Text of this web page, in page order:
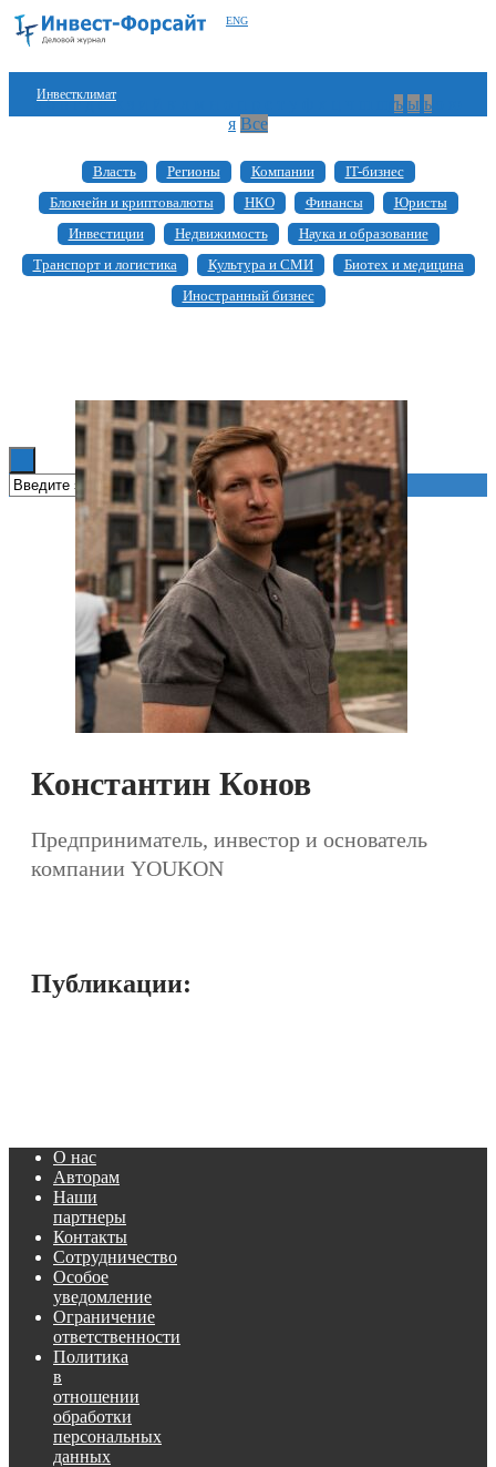
ENG
Инвестклимат
Инвестиции
Блокчейн
Стартапы
а б в г д е ж ъ ы ь
я Все
Власть Регионы Компании
IT-бизнес
Блокчейн и криптовалюты
НКО Финансы
Юристы
Инвестиции
Недвижимость
Наука и образование
Транспорт и логистика
Культура и СМИ
Биотех и медицина
Иностранный бизнес
Константин Конов
Предприниматель, инвестор и основатель
компании YOUKON
Публикации:
О нас
Авторам
Наши
партнеры
Контакты
Сотрудничество
Особое
уведомление
Ограничение
ответственности
Политика
в
отношении
обработки
персональных
данных